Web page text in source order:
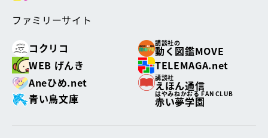
ファミリーサイト
コクリコ
講談社の
動く図鑑MOVE
WEB げんき
TELEMAGA.net
Aneひめ.net
講談社
えほん通信
青い鳥文庫
はやみねかおる FAN CLUB
赤い夢学園